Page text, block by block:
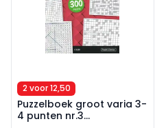
2 voor 12,50
Puzzelboek groot varia 3-
4 punten nr.3